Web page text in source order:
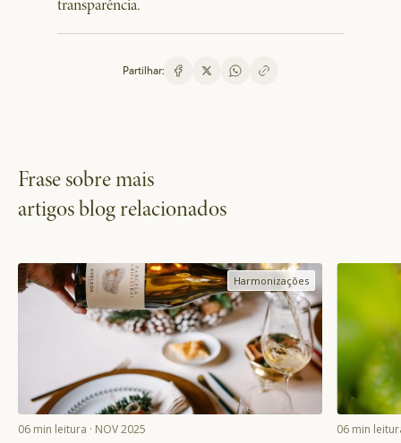
transparência.
Partilhar:
Frase sobre mais
artigos blog relacionados
06 min leitura · NOV 2025 06 min